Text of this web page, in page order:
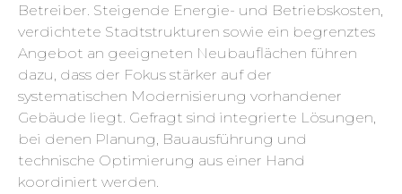
Betreiber. Steigende Energie- und Betriebskosten,
verdichtete Stadtstrukturen sowie ein begrenztes
Angebot an geeigneten Neubauflächen führen
dazu, dass der Fokus stärker auf der
systematischen Modernisierung vorhandener
Gebäude liegt. Gefragt sind integrierte Lösungen,
bei denen Planung, Bauausführung und
technische Optimierung aus einer Hand
koordiniert werden.